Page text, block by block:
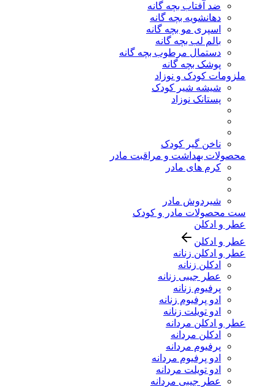
ضد آفتاب بچه گانه
دهانشویه بچه گانه
اسپری مو بچه گانه
بالم لب بچه گانه
دستمال مرطوب بچه گانه
پوشک بچه گانه
ملزومات کودک و نوزاد
شیشه شیر کودک
پستانک نوزاد
ناخن گیر کودک
محصولات بهداشت و مراقبت مادر
کرم های مادر
شیردوش مادر
ست محصولات مادر و کودک
عطر و ادکلن
عطر و ادکلن
عطر و ادکلن زنانه
ادکلن زنانه
عطر جیبی زنانه
پرفیوم زنانه
ادو پرفیوم زنانه
ادو تویلت زنانه
عطر و ادکلن مردانه
ادکلن مردانه
پرفیوم مردانه
ادو پرفیوم مردانه
ادو تویلت مردانه
عطر جیبی مردانه